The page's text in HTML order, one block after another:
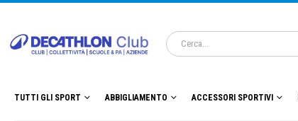
TUTTI GLI SPORT ABBIGLIAMENTO ACCESSORI SPORTIVI